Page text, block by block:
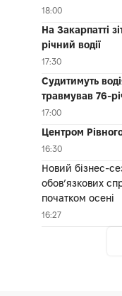
18:00
На Закарпатті
річний водії
17:30
Судитимуть
травмував 76-
17:00
Центром
16:30
Новий бізнес-
обов’язкових
початком осені
16:27